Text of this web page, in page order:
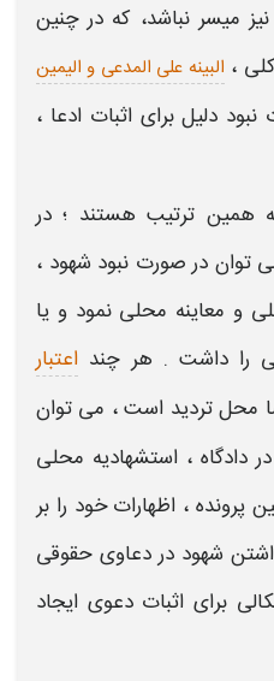
میسر نباشد، که در چنین
، البینه علی المدعی و الیمین
دلیل برای اثبات ادعا ،
همین ترتیب هستند ؛ در
توان در صورت نبود شهود ،
و معاینه محلی نمود و یا
را داشت . هر چند اعتبار
محل تردید است ، می توان
دادگاه ، استشهادیه محلی
پرونده ، اظهارات خود را بر
شهود در دعاوی حقوقی
برای اثبات دعوی ایجاد